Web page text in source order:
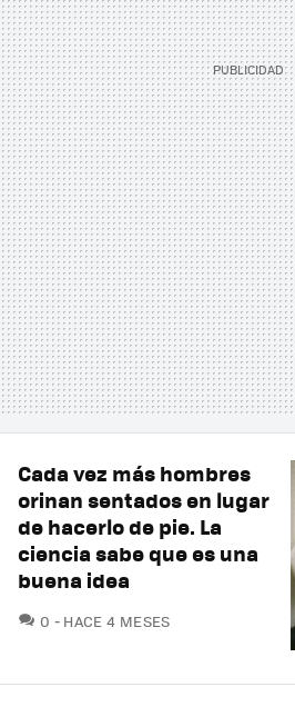
Cada vez más hombres
orinan sentados en lugar
de hacerlo de pie. La
ciencia sabe que es una
buena idea
0 COMENTARIOS
HACE 4 MESES